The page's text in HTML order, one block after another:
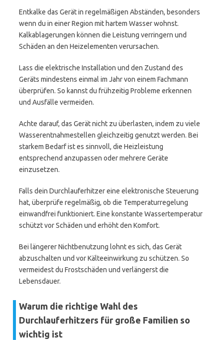
Entkalke das Gerät in regelmäßigen Abständen, besonders
wenn du in einer Region mit hartem Wasser wohnst.
Kalkablagerungen können die Leistung verringern und
Schäden an den Heizelementen verursachen.
Lass die elektrische Installation und den Zustand des
Geräts mindestens einmal im Jahr von einem Fachmann
überprüfen. So kannst du frühzeitig Probleme erkennen
und Ausfälle vermeiden.
Achte darauf, das Gerät nicht zu überlasten, indem zu viele
Wasserentnahmestellen gleichzeitig genutzt werden. Bei
starkem Bedarf ist es sinnvoll, die Heizleistung
entsprechend anzupassen oder mehrere Geräte
einzusetzen.
Falls dein Durchlauferhitzer eine elektronische Steuerung
hat, überprüfe regelmäßig, ob die Temperaturregelung
einwandfrei funktioniert. Eine konstante Wassertemperatur
schützt vor Schäden und erhöht den Komfort.
Bei längerer Nichtbenutzung lohnt es sich, das Gerät
abzuschalten und vor Kälteeinwirkung zu schützen. So
vermeidest du Frostschäden und verlängerst die
Lebensdauer.
Warum die richtige Wahl des
Durchlauferhitzers für große Familien so
wichtig ist